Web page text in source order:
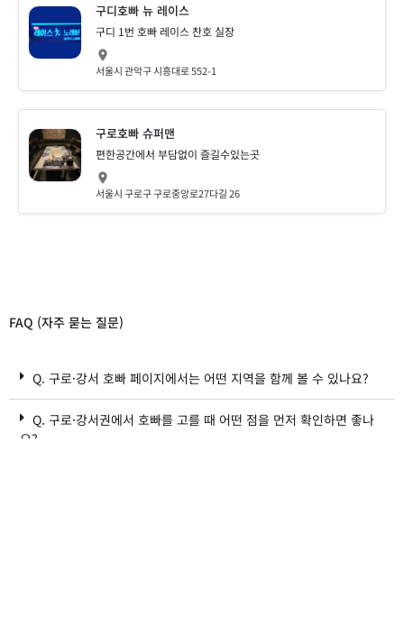
구디호빠 뉴 레이스
구디 1번 호빠 레이스 찬호 실장
서울시 관악구 시흥대로 552-1
구로호빠 슈퍼맨
편한공간에서 부담없이 즐길수있는곳
서울시 구로구 구로중앙로27다길 26
FAQ (자주 묻는 질문)
Q. 구로·강서 호빠 페이지에서는 어떤 지역을 함께 볼 수 있나요?
Q. 구로·강서권에서 호빠를 고를 때 어떤 점을 먼저 확인하면 좋나
요?